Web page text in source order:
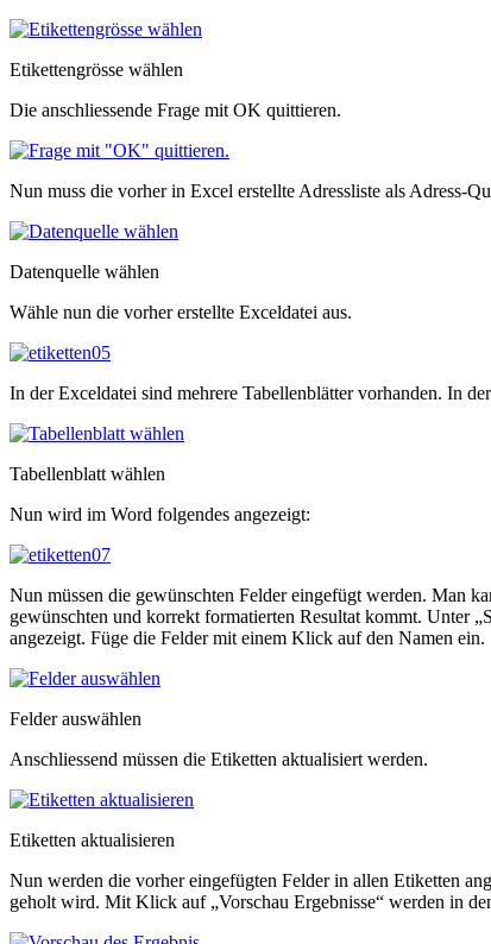
Etikettengrösse wählen
Die anschliessende Frage mit OK quittieren.
Nun muss die vorher in Excel erstellte Adressliste als Adress-
Datenquelle wählen
Wähle nun die vorher erstellte Exceldatei aus.
In der Exceldatei sind mehrere Tabellenblätter vorhanden. In
Tabellenblatt wählen
Nun wird im Word folgendes angezeigt:
Nun müssen die gewünschten Felder eingefügt werden. Man
gewünschten und korrekt formatierten Resultat kommt. Unter
angezeigt. Füge die Felder mit einem Klick auf den Namen ein.
Felder auswählen
Anschliessend müssen die Etiketten aktualisiert werden.
Etiketten aktualisieren
Nun werden die vorher eingefügten Felder in allen Etiketten
geholt wird. Mit Klick auf „Vorschau Ergebnisse“ werden in